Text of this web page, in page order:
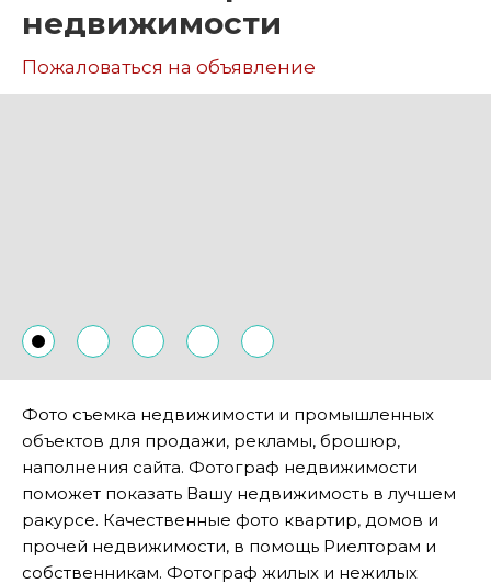
недвижимости
Пожаловаться на объявление
Фото съемка недвижимости и промышленных
объектов для продажи, рекламы, брошюр,
наполнения сайта. Фотограф недвижимости
поможет показать Вашу недвижимость в лучшем
ракурсе. Качественные фото квартир, домов и
прочей недвижимости, в помощь Риелторам и
собственникам. Фотограф жилых и нежилых